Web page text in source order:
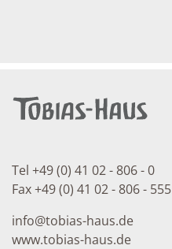
Tel +49 (0) 41 02 - 806 - 0
Fax +49 (0) 41 02 - 806 - 555
info@tobias-haus.de
www.tobias-haus.de